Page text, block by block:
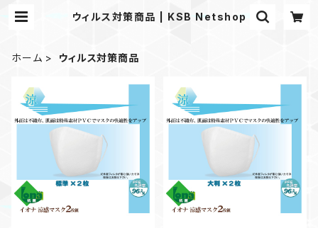
ウィルス対策商品 | KSB Netshop
ホーム ウィルス対策商品